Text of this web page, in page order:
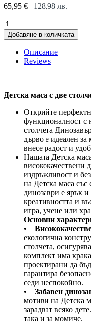
65,95 € 128,98 лв.
Детска
маса
с
столчета
TF6503
quantity
Добавяне в количката
Описание
Reviews
Детска маса с две
Открийте
функционалност с
столчета
дърво е идеален
внесе радост и
Нашата Детска
висококачествени
издръжливост и
на Детска маса
динозаври е ярък
креативността и
игра, учене или
Основни
•
екологична
столчета,
комплект има
проектирани да
гарантира
седи неспокойно.
• Забавен
мотиви на Детска
зарадват всяко
така и за момиче.